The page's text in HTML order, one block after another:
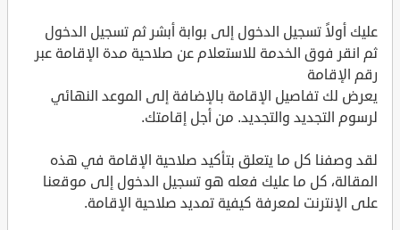
عليك أولاً تسجيل الدخول إلى بوابة أبشر ثم تسجيل الدخول
ثم انقر فوق الخدمة للاستعلام عن صلاحية مدة الإقامة عبر
رقم الإقامة
يعرض لك تفاصيل الإقامة بالإضافة إلى الموعد النهائي
لرسوم التجديد والتجديد. من أجل إقامتك.
لقد وصفنا كل ما يتعلق بتأكيد صلاحية الإقامة في هذه
المقالة، كل ما عليك فعله هو تسجيل الدخول إلى موقعنا
على الإنترنت لمعرفة كيفية تمديد صلاحية الإقامة.